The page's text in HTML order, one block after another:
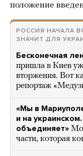
положение
РОССИЯ НАЧАЛА
ЗНАЧИТ ДЛЯ
Бесконечная
пришла в Киев
вторжения. Вот
репортаж
«Мы в
и на
объединяет»
части, которая